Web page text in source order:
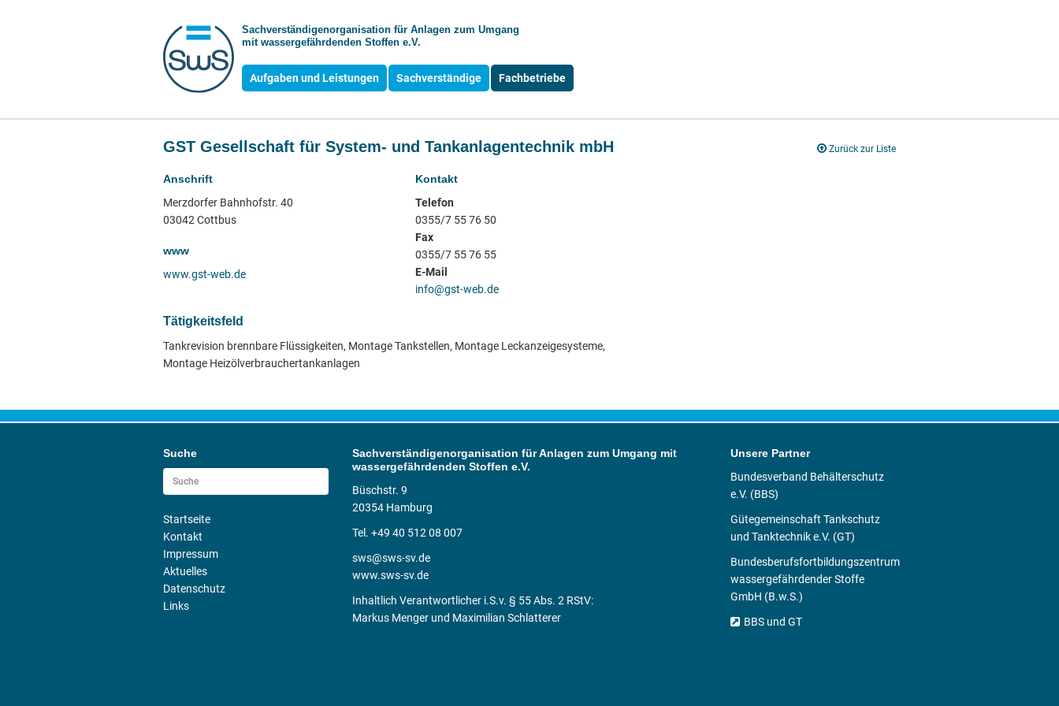
Sachverständigen­organisation für Anlagen zum Umgang
mit wasser­gefährdenden Stoffen e.V.
Aufgaben und Leistungen Sachverständige Fachbetriebe
GST Gesellschaft für System- und Tankanlagentechnik mbH
Anschrift
Merzdorfer Bahnhofstr. 40
03042 Cottbus
www
www.gst-web.de
Kontakt
Telefon
0355/7 55 76 50
Fax
0355/7 55 76 55
E-Mail
info@gst-web.de
Tätigkeitsfeld
Tankrevision brennbare Flüssigkeiten, Montage Tankstellen, Montage Leckanzeigesysteme,
Montage Heizölverbrauchertankanlagen
Zurück zur Liste
Suche
Startseite
Kontakt
Impressum
Aktuelles
Datenschutz
Links
Sachverständigenorganisation für Anlagen zum Umgang mit
wassergefährdenden Stoffen e.V.
Büschstr. 9
20354 Hamburg
Tel. +49 40 512 08 007
sws@sws-sv.de
www.sws-sv.de
Inhaltlich Verantwortlicher i.S.v. § 55 Abs. 2 RStV:
Markus Menger und Maximilian Schlatterer
Unsere Partner
Bundesverband Behälterschutz
e.V. (BBS)
Gütegemeinschaft Tankschutz
und Tanktechnik e.V. (GT)
Bundesberufsfortbildungszentrum
wassergefährdender Stoffe
GmbH (B.w.S.)
BBS und GT